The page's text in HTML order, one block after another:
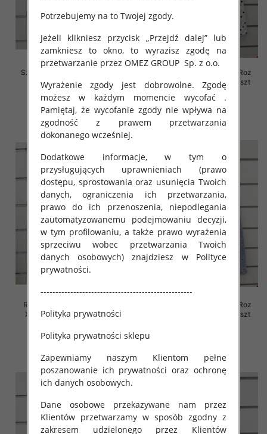
Szorty damskie jeansy Roz XS-
XL, 1 Kolor Paczka 10 szt
44.00 zł
szczegóły
Rybaczki damskie jeansy Roz
XS-XL, 1 Kolor Paczka 10 szt
54.00 zł
szczegóły
Rybaczki damskie jeansy Roz
XS-XL, 1 Kolor Paczka 10 szt
54.00 zł
Rybaczki damskie jeansy Roz
XS-XL, 1 Kolor Paczka 10 szt
Potrzebujemy na to Twojej zgody.
Jeżeli klikniesz przycisk „Przejdź dalej” lub
zamkniesz to okno, to wyrazisz zgodę na
przetwarzanie przez OMEZ GROUP Sp. z o.o.
Wyrażenie zgody jest dobrowolne. Zgodę
możesz w każdym momencie wycofać .
Pamiętaj, że wycofanie zgody nie wpływa na
zgodność z prawem przetwarzania
dokonanego wcześniej.
Dodatkowe informacje, w tym o
przysługujących uprawnieniach (prawo
dostępu, sprostowania oraz usunięcia Twoich
danych, ograniczenia ich przetwarzania,
prawo do ich przenoszenia, niepodlegania
zautomatyzowanemu podejmowaniu decyzji,
w tym profilowaniu, a także prawo wyrażenia
sprzeciwu wobec przetwarzania Twoich
danych osobowych) znajdziesz w Polityce
prywatności.
---------------------------------------------------
Polityka prywatności
Polityka prywatności sklepu
Zapewniamy naszym Klientom pełne
poszanowanie ich prywatności oraz ochronę
ich danych osobowych.
Dane osobowe przekazywane nam przez
Klientów przetwarzamy w sposób zgodny z
zakresem udzielonego przez Klientów